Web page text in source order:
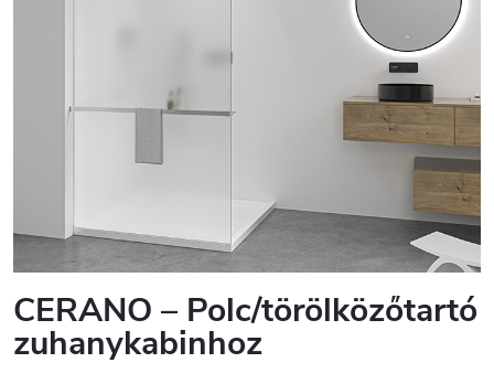
CERANO – Polc/törölközőtartó
zuhanykabinhoz